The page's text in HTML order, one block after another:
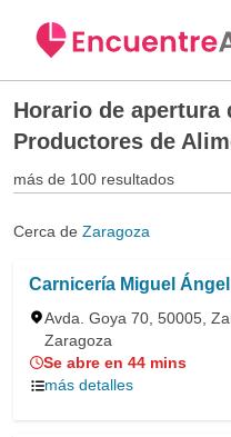
Horario de apertura
Productores de
más de 100 resultados
Cerca de Zaragoza
Carnicería Miguel Ángel
Avda. Goya 70, 50005,
Zaragoza
Se abre en 44 mins
más detalles